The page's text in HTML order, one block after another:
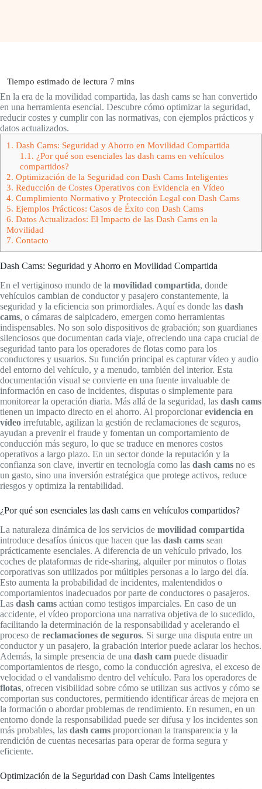
En la era de la movilidad compartida, las dash cams se han convertido
en una herramienta esencial. Descubre cómo optimizar la seguridad,
reducir costes y cumplir con las normativas, con ejemplos prácticos y
datos actualizados.
1. Dash Cams: Seguridad y Ahorro en Movilidad Compartida
1.1. ¿Por qué son esenciales las dash cams en vehículos
compartidos?
2. Optimización de la Seguridad con Dash Cams Inteligentes
3. Reducción de Costes Operativos con Evidencia en Vídeo
4. Cumplimiento Normativo y Protección Legal con Dash Cams
5. Ejemplos Prácticos: Casos de Éxito con Dash Cams
6. Datos Actualizados: El Impacto de las Dash Cams en la
Movilidad
7. Contacto
Dash Cams: Seguridad y Ahorro en Movilidad Compartida
En el vertiginoso mundo de la movilidad compartida, donde
vehículos cambian de conductor y pasajero constantemente, la
seguridad y la eficiencia son primordiales. Aquí es donde las dash
cams, o cámaras de salpicadero, emergen como herramientas
indispensables. No son solo dispositivos de grabación; son guardianes
silenciosos que documentan cada viaje, ofreciendo una capa crucial de
seguridad tanto para los operadores de flotas como para los
conductores y usuarios. Su función principal es capturar vídeo y audio
del entorno del vehículo, y a menudo, también del interior. Esta
documentación visual se convierte en una fuente invaluable de
información en caso de incidentes, disputas o simplemente para
monitorear la operación diaria. Más allá de la seguridad, las dash cams
tienen un impacto directo en el ahorro. Al proporcionarevidencia en
vídeo irrefutable, agilizan la gestión de reclamaciones de seguros,
ayudan a prevenir el fraude y fomentan un comportamiento de
conducción más seguro, lo que se traduce en menores costos
operativos a largo plazo. En un sector donde la reputación y la
confianza son clave, invertir en tecnología como las dash cams no es
un gasto, sino una inversión estratégica que protege activos, reduce
riesgos y optimiza la rentabilidad.
¿Por qué son esenciales las dash cams en vehículos compartidos?
La naturaleza dinámica de los servicios de movilidad compartida
introduce desafíos únicos que hacen que las dash cams sean
prácticamente esenciales. A diferencia de un vehículo privado, los
coches de plataformas de ride-sharing, alquiler por minutos o flotas
corporativas son utilizados por múltiples personas a lo largo del día.
Esto aumenta la probabilidad de incidentes, malentendidos o
comportamientos inadecuados por parte de conductores o pasajeros.
Las dash cams actúan como testigos imparciales. En caso de un
accidente, el vídeo proporciona una narrativa objetiva de lo sucedido,
facilitando la determinación de la responsabilidad y acelerando el
proceso de reclamaciones de seguros. Si surge una disputa entre un
conductor y un pasajero, la grabación interior puede aclarar los hechos.
Además, la simple presencia de una dash cam puede disuadir
comportamientos de riesgo, como la conducción agresiva, el exceso de
velocidad o el vandalismo dentro del vehículo. Para los operadores de
flotas, ofrecen visibilidad sobre cómo se utilizan sus activos y cómo se
comportan sus conductores, permitiendo identificar áreas de mejora en
la formación o abordar problemas de rendimiento. En resumen, en un
entorno donde la responsabilidad puede ser difusa y los incidentes son
más probables, las dash cams proporcionan la transparencia y la
rendición de cuentas necesarias para operar de forma segura y
eficiente.
Optimización de la Seguridad con Dash Cams Inteligentes